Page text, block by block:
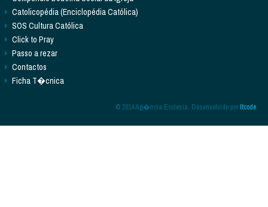
Catolicopédia (Enciclopédia Católica)
SOS Cultura Católica
Click to Pray
Passo a rezar
Contactos
Ficha T�cnica
© 2014 Ag�ncia Ecclesia. Desenvolvido porItcode